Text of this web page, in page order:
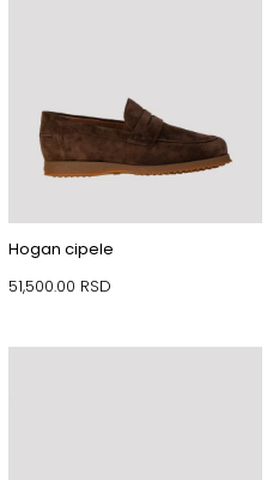
Hogan cipele
51,500.00 RSD